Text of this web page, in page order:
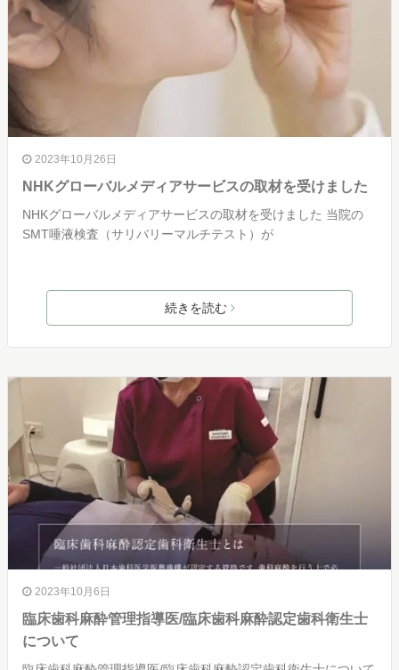
2023年10月26日
NHKグローバルメディアサービスの取材を受けました
NHKグローバルメディアサービスの取材を受けました 当院の
SMT唾液検査（サリバリーマルチテスト）が
続きを読む
2023年10月6日
臨床歯科麻酔管理指導医/臨床歯科麻酔認定歯科衛生士
について